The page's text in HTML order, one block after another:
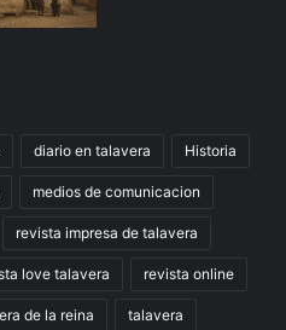
diario en talavera Historia
medios de comunicacion
revista impresa de talavera
love talavera revista online
de la reina talavera